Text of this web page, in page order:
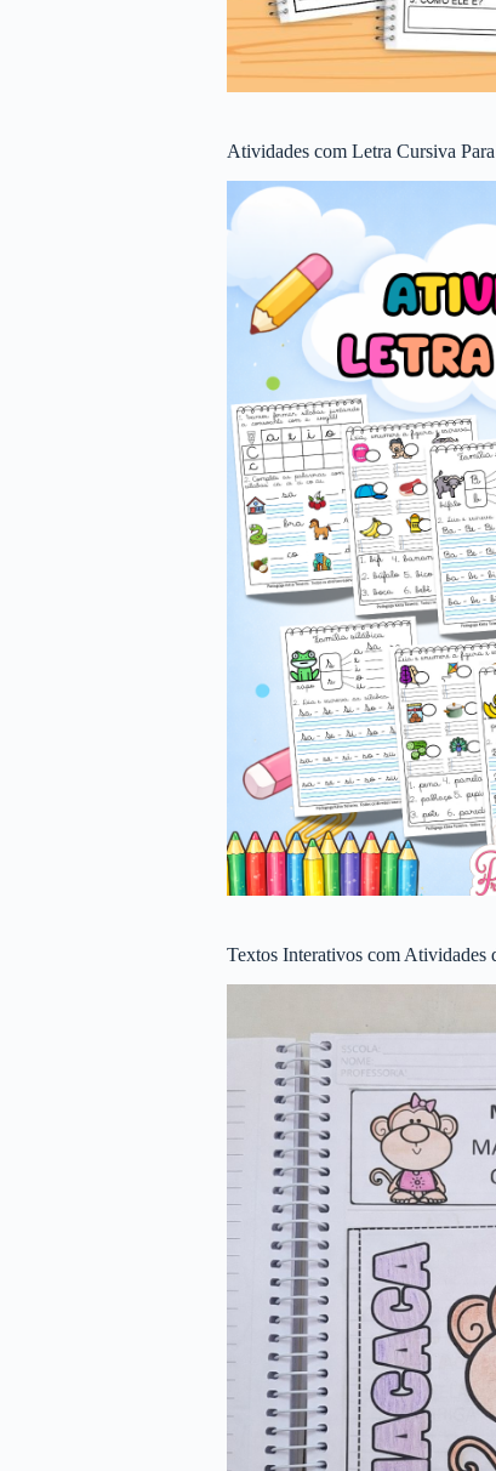
Atividades com Letra Cursiva
Textos Interativos com Atividades